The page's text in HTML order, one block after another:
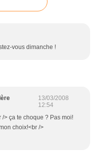
vous dimanche !
13/03/2008
12:54
> ça te choque ? Pas moi!
choix!<br />